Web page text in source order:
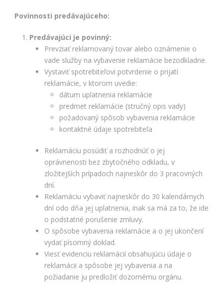
Povinnosti predávajúceho:
Predávajúci je povinný:
Prevziať reklamovaný tovar alebo oznámenie o
vade služby na vybavenie reklamácie bezodkladne.
Vystaviť spotrebiteľovi potvrdenie o prijatí
reklamácie, v ktorom uvedie:
dátum uplatnenia reklamácie
predmet reklamácie (stručný opis vady)
požadovaný spôsob vybavenia reklamácie
kontaktné údaje spotrebiteľa
Reklamáciu posúdiť a rozhodnúť o jej
oprávnenosti bez zbytočného odkladu, v
zložitejších prípadoch najneskôr do 3 pracovných
dní.
Reklamáciu vybaviť najneskôr do 30 kalendárnych
dní odo dňa jej uplatnenia, inak sa má za to, že ide
o podstatné porušenie zmluvy.
O spôsobe vybavenia reklamácie a o jej ukončení
vydať písomný doklad.
Viesť evidenciu reklamácií obsahujúcu údaje o
reklamácii a spôsobe jej vybavenia a na
požiadanie ju predložiť dozornému orgánu.